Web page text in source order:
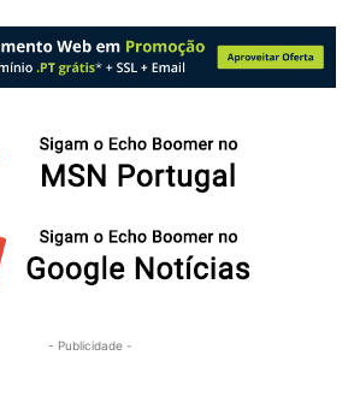
- Publicidade -